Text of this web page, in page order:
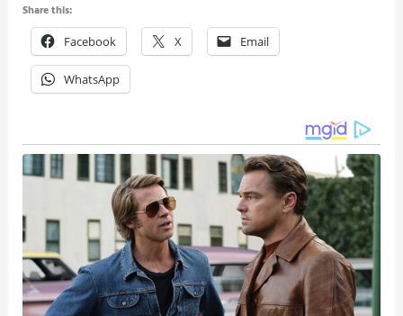
Share this:
Facebook X Email
WhatsApp